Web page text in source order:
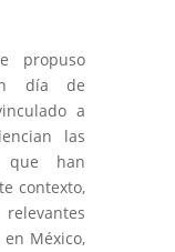
propuso
día de
a
las
que han
contexto,
México,